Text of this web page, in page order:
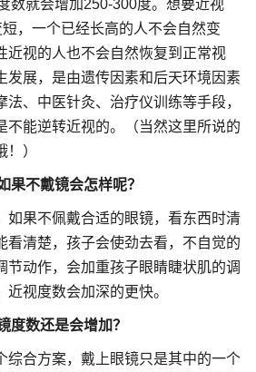
数就会增加250-300度。想要近视
短，一个已经长高的人不会自然变
近视的人也不会自然恢复到正常视
发展，是由遗传因素和后天环境因素
、中医针灸、治疗仪训练等手段，
不能逆转近视的。（当然这里所说的
）
果不戴镜会怎样呢？
如果不佩戴合适的眼镜，看东西时清
看清楚，孩子会使劲去看，不自觉的
节动作，会加重孩子眼睛睫状肌的调
视度数会加深的更快。
度数还是会增加？
综合方案，戴上眼镜只是其中的一个